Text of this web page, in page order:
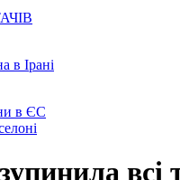
в Ірані
в ЄС
всі